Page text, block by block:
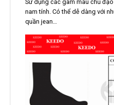
Sử dụng các gam màu chủ
nam tính. Có thể dễ dàng với
quần jean…